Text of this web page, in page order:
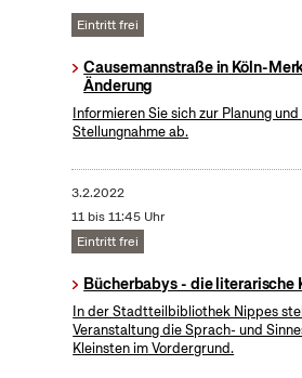
Eintritt frei
Causemannstraße in Köln-
Änderung
Informieren Sie sich zur Planung
Stellungnahme ab.
3.2.2022
11 bis 11:45 Uhr
Eintritt frei
Bücherbabys - die literarische
In der Stadtteilbibliothek Nippes
Veranstaltung die Sprach- und
Kleinsten im Vordergrund.